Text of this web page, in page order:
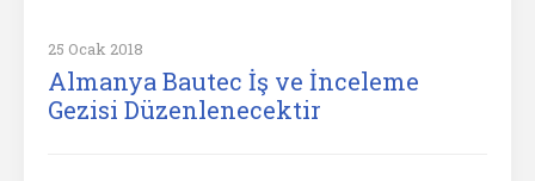
25 Ocak 2018
Almanya Bautec İş ve İnceleme
Gezisi Düzenlenecektir